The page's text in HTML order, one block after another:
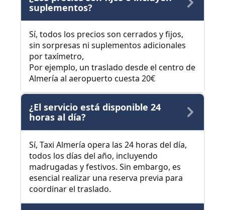
suplementos?
Sí, todos los precios son cerrados y fijos,
sin sorpresas ni suplementos adicionales
por taxímetro,
Por ejemplo, un traslado desde el centro de
Almería al aeropuerto cuesta 20€
¿El servicio está disponible 24
horas al día?
Sí, Taxi Almería opera las 24 horas del día,
todos los días del año, incluyendo
madrugadas y festivos. Sin embargo, es
esencial realizar una reserva previa para
coordinar el traslado.